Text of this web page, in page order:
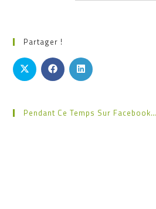
Partager !
Pendant Ce Temps Sur Facebook…